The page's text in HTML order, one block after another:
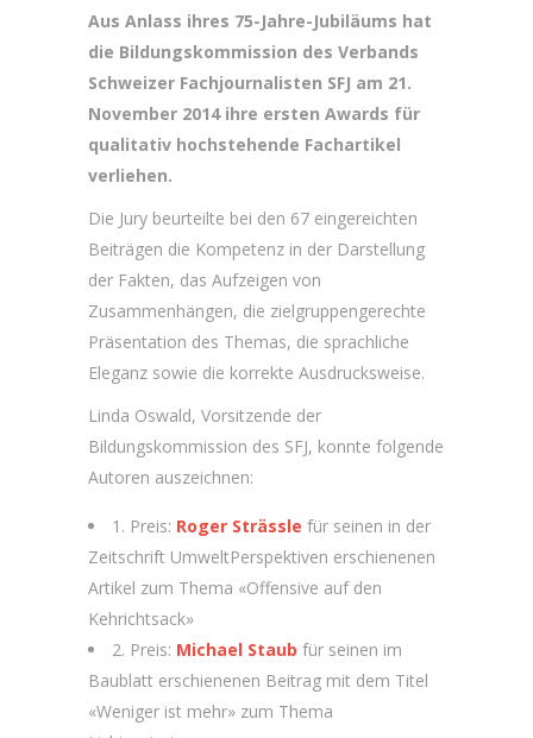
Aus Anlass ihres 75-Jahre-Jubiläums hat
die Bildungskommission des Verbands
Schweizer Fachjournalisten SFJ am 21.
November 2014 ihre ersten Awards für
qualitativ hochstehende Fachartikel
verliehen.
Die Jury beurteilte bei den 67 eingereichten
Beiträgen die Kompetenz in der Darstellung
der Fakten, das Aufzeigen von
Zusammenhängen, die zielgruppengerechte
Präsentation des Themas, die sprachliche
Eleganz sowie die korrekte Ausdrucksweise.
Linda Oswald, Vorsitzende der
Bildungskommission des SFJ, konnte folgende
Autoren auszeichnen:
1. Preis: Roger Strässle für seinen in der
Zeitschrift UmweltPerspektiven erschienenen
Artikel zum Thema «Offensive auf den
Kehrichtsack»
2. Preis: Michael Staub für seinen im
Baublatt erschienenen Beitrag mit dem Titel
«Weniger ist mehr» zum Thema